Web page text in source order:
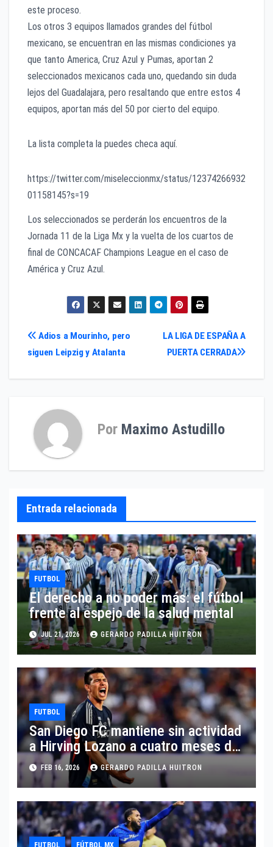
este proceso.
Los otros 3 equipos llamados grandes del fútbol
mexicano, se encuentran en las mismas condiciones ya
que tanto America, Cruz Azul y Pumas, aportan 2
seleccionados mexicanos cada uno, quedando sin duda
lejos del Guadalajara, pero resaltando que entre estos 4
equipos, aportan más del 50 por cierto del equipo.
La lista completa la puedes checa aquí.
https://twitter.com/miseleccionmx/status/12374266932
01158145?s=19
Los seleccionados se perderán los encuentros de la
Jornada 11 de la Liga Mx y la vuelta de los cuartos de
final de CONCACAF Champions League en el caso de
América y Cruz Azul.
Navegación
de
LA LIGA DE ESPAÑA A
PUERTA CERRADA
Adios a Mourinho, pero
siguen Leipzig y Atalanta
Por Maximo Astudillo
Entrada relacionada
FUTBOL
El derecho a no poder más: el fútbol
frente al espejo de la salud mental
JUL 21, 2026 GERARDO PADILLA HUITRON
FUTBOL
San Diego FC mantiene sin actividad
a Hirving Lozano a cuatro meses del
Mundial
FEB 16, 2026 GERARDO PADILLA HUITRON